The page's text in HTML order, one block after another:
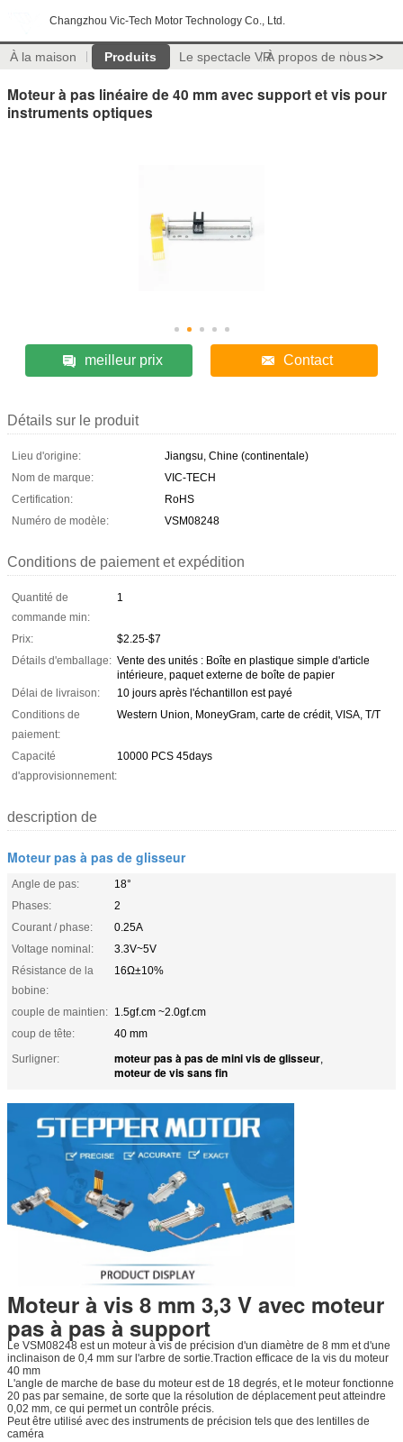
Changzhou Vic-Tech Motor Technology Co., Ltd.
À la maison Produits Le spectacle VRÀ propos de nous>>
Moteur à pas linéaire de 40 mm avec support et vis pour
instruments optiques
meilleur prix Contact
Détails sur le produit
Lieu d'origine:
Jiangsu, Chine (continentale)
Nom de marque:
VIC-TECH
Certification:
RoHS
Numéro de modèle:
VSM08248
Conditions de paiement et expédition
Quantité de
commande min:
1
Prix:
$2.25-$7
Détails d'emballage: Vente des unités : Boîte en plastique simple d'article
intérieure, paquet externe de boîte de papier
Délai de livraison:
10 jours après l'échantillon est payé
Conditions de
paiement:
Western Union, MoneyGram, carte de crédit, VISA, T/T
Capacité
d'approvisionnement:
10000 PCS 45days
description de
Moteur pas à pas de glisseur
Angle de pas:
18°
Phases:
2
Courant / phase:
0.25A
Voltage nominal:
3.3V~5V
Résistance de la
bobine:
16Ω±10%
couple de maintien: 1.5gf.cm ~2.0gf.cm
coup de tête:
40 mm
Surligner:
moteur pas à pas de mini vis de glisseur,
moteur de vis sans fin
Moteur à vis 8 mm 3,3 V avec moteur
pas à pas à support
Le VSM08248 est un moteur à vis de précision d'un diamètre de 8 mm et d'une
inclinaison de 0,4 mm sur l'arbre de sortie.Traction efficace de la vis du moteur
40 mm
L'angle de marche de base du moteur est de 18 degrés, et le moteur fonctionne
20 pas par semaine, de sorte que la résolution de déplacement peut atteindre
0,02 mm, ce qui permet un contrôle précis.
Peut être utilisé avec des instruments de précision tels que des lentilles de
caméra